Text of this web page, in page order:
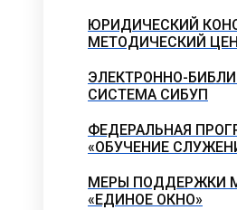
ЮРИДИЧЕСКИЙ
МЕТОДИЧЕСКИЙ
ЭЛЕКТРОННО-
СИСТЕМА СИБУП
ФЕДЕРАЛЬНАЯ
«ОБУЧЕНИЕ
МЕРЫ ПОДДЕРЖКИ
«ЕДИНОЕ ОКНО»